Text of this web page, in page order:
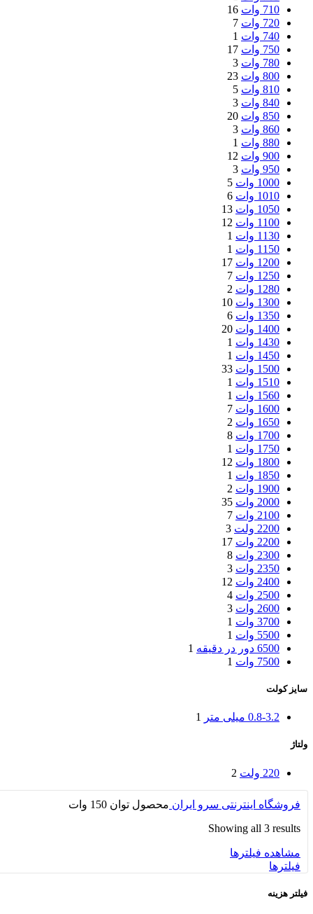
710 وات
16
720 وات
7
740 وات
1
750 وات
17
780 وات
3
800 وات
23
810 وات
5
840 وات
3
850 وات
20
860 وات
3
880 وات
1
900 وات
12
950 وات
3
1000 وات
5
1010 وات
6
1050 وات
13
1100 وات
12
1130 وات
1
1150 وات
1
1200 وات
17
1250 وات
7
1280 وات
2
1300 وات
10
1350 وات
6
1400 وات
20
1430 وات
1
1450 وات
1
1500 وات
33
1510 وات
1
1560 وات
1
1600 وات
7
1650 وات
2
1700 وات
8
1750 وات
1
1800 وات
12
1850 وات
1
1900 وات
2
2000 وات
35
2100 وات
7
2200 ولت
3
2200 وات
17
2300 وات
8
2350 وات
3
2400 وات
12
2500 وات
4
2600 وات
3
3700 وات
1
5500 وات
1
6500 دور در دقیقه
1
7500 وات
1
سایز کولت
0.8-3.2 میلی متر 1
ولتاژ
220 ولت 2
فروشگاه اینترنتی سرو ایران محصول توان 150 وات
Showing all 3 results
مشاهده فیلترها
فیلترها
فیلتر هزینه